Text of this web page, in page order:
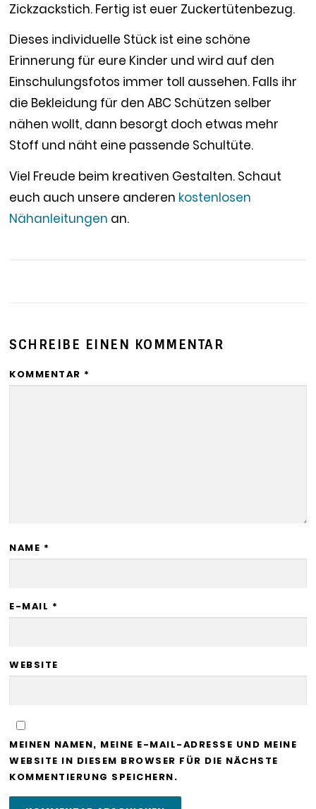
Zickzackstich. Fertig ist euer Zuckertütenbezug.
Dieses individuelle Stück ist eine schöne
Erinnerung für eure Kinder und wird auf den
Einschulungsfotos immer toll aussehen. Falls ihr
die Bekleidung für den ABC Schützen selber
nähen wollt, dann besorgt doch etwas mehr
Stoff und näht eine passende Schultüte.
Viel Freude beim kreativen Gestalten. Schaut
euch auch unsere anderen kostenlosen
Nähanleitungen an.
SCHREIBE EINEN KOMMENTAR
KOMMENTAR *
NAME *
E-MAIL *
WEBSITE
MEINEN NAMEN, MEINE E-MAIL-ADRESSE UND MEINE
WEBSITE IN DIESEM BROWSER FÜR DIE NÄCHSTE
KOMMENTIERUNG SPEICHERN.